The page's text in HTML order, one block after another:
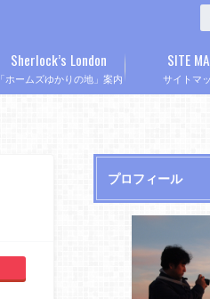
「ホームズゆかりの地」案内
Sherlock’s London
サイトマ
SITE
プロフィール